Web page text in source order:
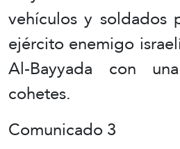
vehículos y soldados
ejército enemigo
Al-Bayyada con
cohetes.
Comunicado 3